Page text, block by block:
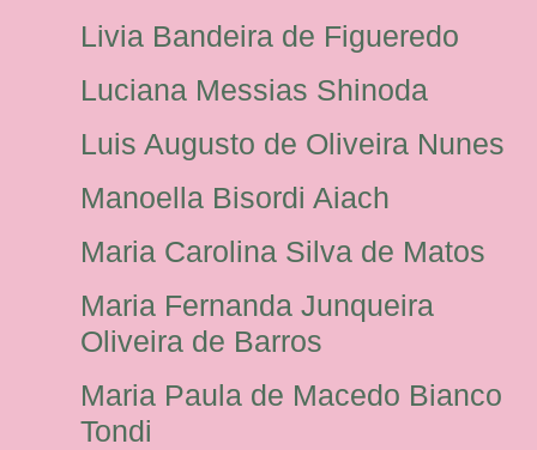
Livia Bandeira de Figueredo
Luciana Messias Shinoda
Luis Augusto de Oliveira Nunes
Manoella Bisordi Aiach
Maria Carolina Silva de Matos
Maria Fernanda Junqueira
Oliveira de Barros
Maria Paula de Macedo Bianco
Tondi